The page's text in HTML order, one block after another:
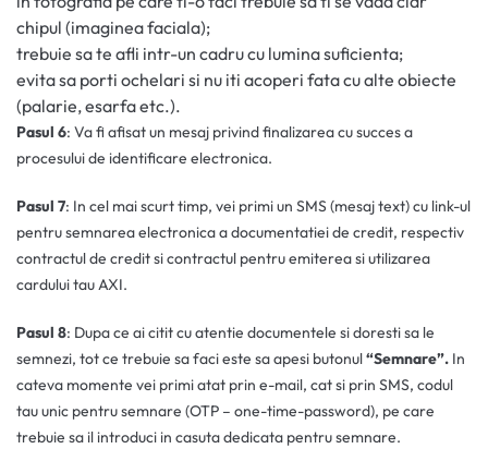
chipul (imaginea faciala);
trebuie sa te afli intr-un cadru cu lumina suficienta;
evita sa porti ochelari si nu iti acoperi fata cu alte obiecte
(palarie, esarfa etc.).
Pasul 6: Va fi afisat un mesaj privind finalizarea cu succes a
procesului de identificare electronica.
Pasul 7: In cel mai scurt timp, vei primi un SMS (mesaj text) cu link-ul
pentru semnarea electronica a documentatiei de credit, respectiv
contractul de credit si contractul pentru emiterea si utilizarea
cardului tau AXI.
Pasul 8: Dupa ce ai citit cu atentie documentele si doresti sa le
semnezi, tot ce trebuie sa faci este sa apesi butonul“Semnare”. In
cateva momente vei primi atat prin e-mail, cat si prin SMS, codul
tau unic pentru semnare (OTP – one-time-password), pe care
trebuie sa il introduci in casuta dedicata pentru semnare.